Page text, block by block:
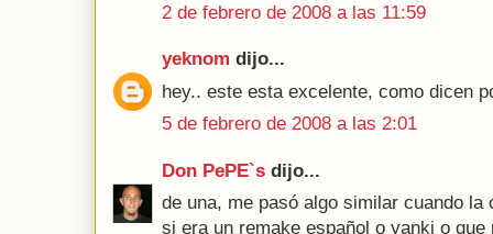
2 de febrero de 2008 a las 11:59
yeknom dijo...
hey.. este esta excelente, como dicen
5 de febrero de 2008 a las 2:01
Don PePE`s dijo...
de una, me pasó algo similar cuando la
si era un remake español o yanki o que